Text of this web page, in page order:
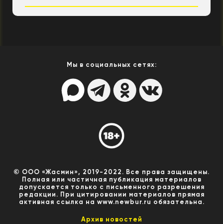
Мы в социальных сетях:
© ООО «Жасмин», 2019-2022. Все права защищены.
Полная или частичная публикация материалов
допускается только с письменного разрешения
редакции. При цитировании материалов прямая
активная ссылка на www.newbur.ru обязательна.
Архив новостей